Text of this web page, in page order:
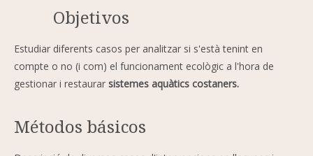
Objetivos
Estudiar diferents casos per analitzar si s'està tenint en
compte o no (i com) el funcionament ecològic a l'hora de
gestionar i restaurar sistemes aquàtics costaners.
Métodos básicos